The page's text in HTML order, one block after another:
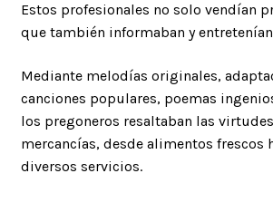
Estos profesionales no solo vendían
que también informaban y
Mediante melodías originales,
canciones populares, poemas
los pregoneros resaltaban las
mercancías, desde alimentos frescos
diversos servicios.